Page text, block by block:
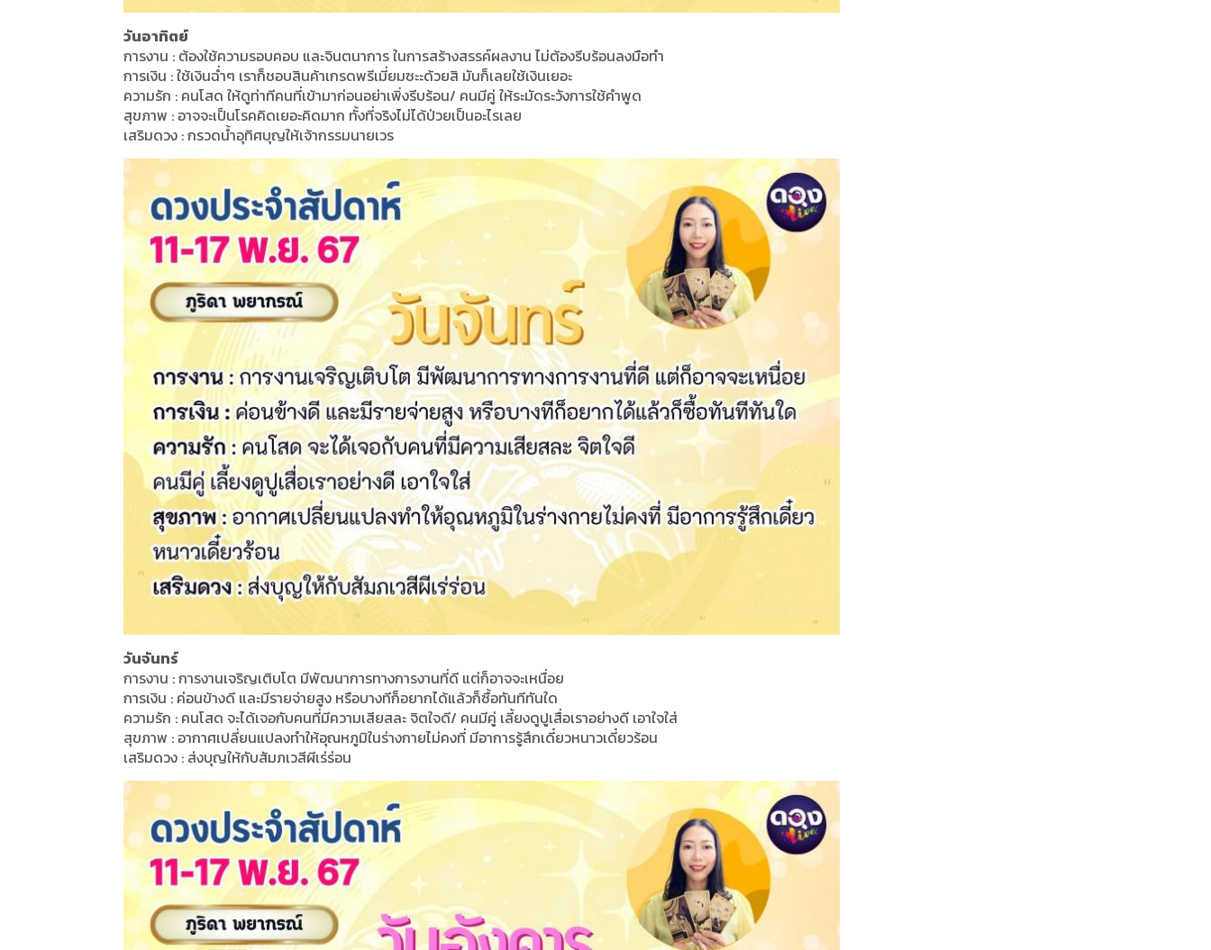
วันอาทิตย์
การงาน : ต้องใช้ความรอบคอบ และจินตนาการ ในการสร้างสรรค์ผลงาน ไม่ต้องรีบร้อนลงมือทำ
การเงิน : ใช้เงินฉ่ำๆ เราก็ชอบสินค้าเกรดพรีเมี่ยมซะะด้วยสิ มันก็เลยใช้เงินเยอะ
ความรัก : คนโสด ให้ดูท่าทีคนที่เข้ามาก่อนอย่าเพิ่งรีบร้อน/ คนมีคู่ ให้ระมัดระวังการใช้คำพูด
สุขภาพ : อาจจะเป็นโรคคิดเยอะคิดมาก ทั้งที่จริงไม่ได้ป่วยเป็นอะไรเลย
เสริมดวง : กรวดน้ำอุทิศบุญให้เจ้ากรรมนายเวร
วันจันทร์
การงาน : การงานเจริญเติบโต มีพัฒนาการทางการงานที่ดี แต่ก็อาจจะเหนื่อย
การเงิน : ค่อนข้างดี และมีรายจ่ายสูง หรือบางทีก็อยากได้แล้วก็ซื้อทันทีทันใด
ความรัก : คนโสด จะได้เจอกับคนที่มีความเสียสละ จิตใจดี/ คนมีคู่ เลี้ยงดูปูเสื่อเราอย่างดี เอาใจใส่
สุขภาพ : อากาศเปลี่ยนแปลงทำให้อุณหภูมิในร่างกายไม่คงที่ มีอาการรู้สึกเดี๋ยวหนาวเดี๋ยวร้อน
เสริมดวง : ส่งบุญให้กับสัมภเวสีผีเร่ร่อน